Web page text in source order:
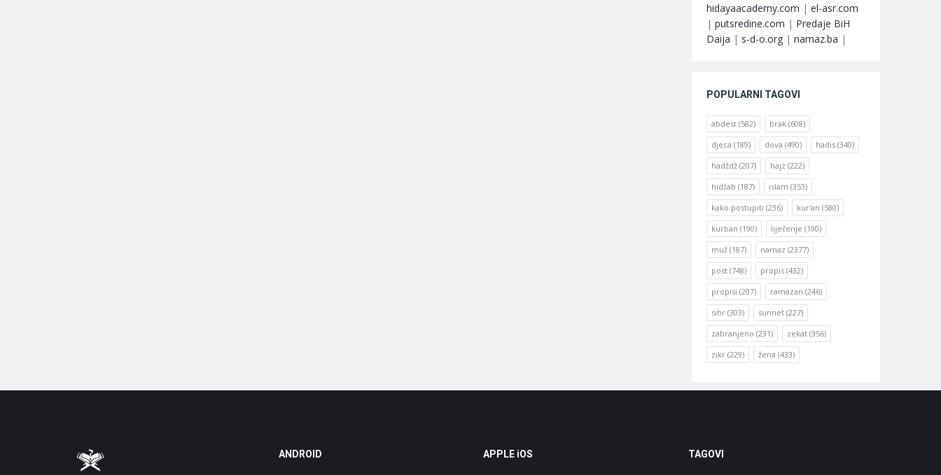
hidayaacademy.com | el-asr.com
| putsredine.com | Predaje BiH
Daija | s-d-o.org | namaz.ba |
POPULARNI TAGOVI
abdest (582) brak (608)
djeca (189) dova (490) hadis (340)
hadždž (207) hajz (222)
hidžab (187) islam (353)
kako postupiti (236) kur'an (580)
kurban (190) liječenje (190)
muž (187) namaz (2377)
post (748) propis (432)
propisi (207) ramazan (246)
sihr (303) sunnet (227)
zabranjeno (231) zekat (356)
zikr (229) žena (433)
Footer ANDROID APPLE iOS TAGOVI